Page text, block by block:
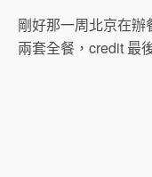
剛好那一周北京在
兩套全餐，credit 最